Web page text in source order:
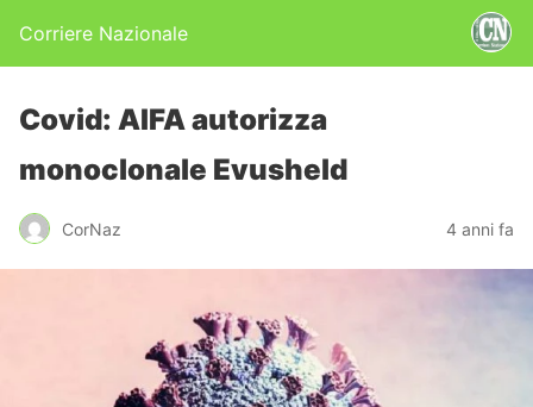
Corriere Nazionale
Covid: AIFA autorizza
monoclonale Evusheld
CorNaz 4 anni fa